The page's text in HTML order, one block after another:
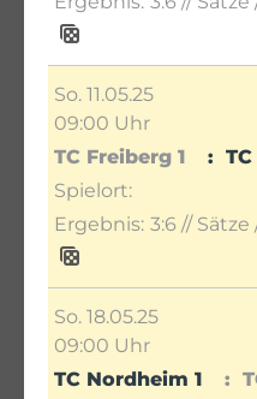
So. 11.05.25
09:00 Uhr
TC Freiberg 1
3:6 // Sätze
So. 18.05.25
09:00 Uhr
TC Nordheim 1